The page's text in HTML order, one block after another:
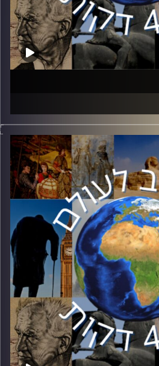
טורקיה מוזכר יותר ויותר
החוץ לצד מחמאות קשות מבפנים
גליה לינדנשטראוס, חוקרת בכירה
במכון למחקר ביטחון לאומי ה INSS באוניברסיטת תל אביב,
ומעורבותה באזור.